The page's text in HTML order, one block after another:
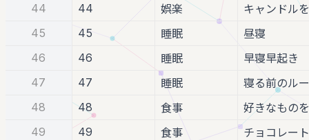
44
44 娯楽
キャンドル
45
45 睡眠
昼寝
46
46 睡眠
早寝早起き
47
47 睡眠
寝る前のル
48
48 食事
好きなもの
49
49 食事
チョコレート